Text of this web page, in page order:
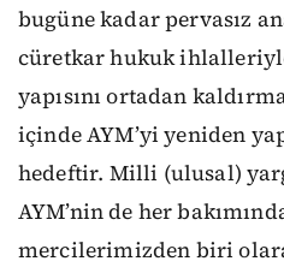
bugüne kadar pervasız
cüretkar hukuk
yapısını ortadan
içinde AYM’yi yeniden
hedeftir. Milli (ulusal)
AYM’nin de her
mercilerimizden biri